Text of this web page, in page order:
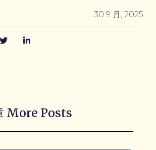
30 9 月, 2025
More Posts